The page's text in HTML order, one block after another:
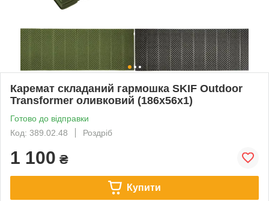
Каремат складаний гармошка SKIF Outdoor
Transformer оливковий (186х56х1)
Готово до відправки
Код: 389.02.48
Роздріб
1 100 ₴
Купити